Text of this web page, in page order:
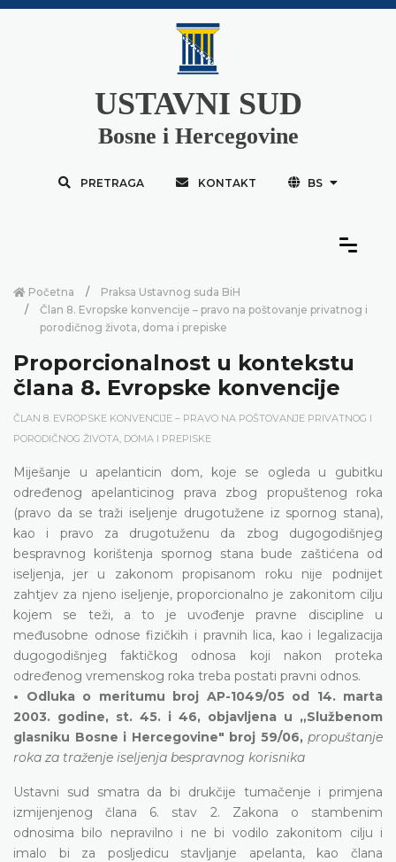
USTAVNI SUD
Bosne i Hercegovine
PRETRAGA KONTAKT BS
Početna
Praksa Ustavnog suda BiH
Član 8. Evropske konvencije – pravo na poštovanje privatnog i
porodičnog života, doma i prepiske
Proporcionalnost u kontekstu
člana 8. Evropske konvencije
ČLAN 8. EVROPSKE KONVENCIJE – PRAVO NA POŠTOVANJE PRIVATNOG I
PORODIČNOG ŽIVOTA, DOMA I PREPISKE
Miješanje u apelanticin dom, koje se ogleda u gubitku
određenog apelanticinog prava zbog propuštenog roka
(pravo da se traži iseljenje drugotužene iz spornog stana),
kao i pravo za drugotuženu da zbog dugogodišnjeg
bespravnog korištenja spornog stana bude zaštićena od
iseljenja, jer u zakonom propisanom roku nije podnijet
zahtjev za njeno iseljenje, proporcionalno je zakonitom cilju
kojem se teži, a to je uvođenje pravne discipline u
međusobne odnose fizičkih i pravnih lica, kao i legalizacija
dugogodišnjeg faktičkog odnosa koji nakon proteka
određenog vremenskog roka treba postati pravni odnos.
• Odluka o meritumu broj AP-1049/05 od 14. marta
2003. godine, st. 45. i 46, objavljena u „Službenom
glasniku Bosne i Hercegovine" broj 59/06, propuštanje
roka za traženje iseljenja bespravnog korisnika
Ustavni sud smatra da bi drukčije tumačenje i primjena
izmijenjenog člana 6. stav 2. Zakona o stambenim
odnosima bilo nepravilno i ne bi vodilo zakonitom cilju i
imalo bi za posljedicu stavljanje apelanta, kao člana